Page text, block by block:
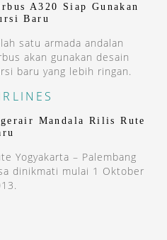
A320 Siap Gunakan
Baru
satu armada andalan
akan gunakan desain
baru yang lebih ringan.
Mandala Rilis Rute
Yogyakarta – Palembang
dinikmati mulai 1 Oktober